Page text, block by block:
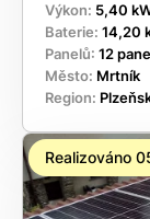
Výkon: 5,40
Baterie: 14,20
Panelů: 12
Město: Mrtník
Region:
Realizováno